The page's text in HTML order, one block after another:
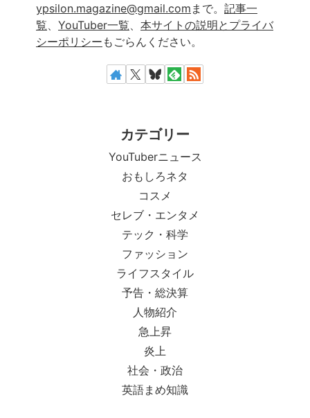
ypsilon.magazine@gmail.com まで。 記事一
覧、 YouTuber一覧、 本サイトの説明とプライバ
シーポリシー もごらんください。
カテゴリー
YouTuberニュース
おもしろネタ
コスメ
セレブ・エンタメ
テック・科学
ファッション
ライフスタイル
予告・総決算
人物紹介
急上昇
炎上
社会・政治
英語まめ知識